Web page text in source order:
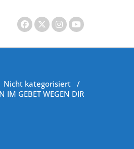
Nicht kategorisiert /
IM GEBET WEGEN DIR